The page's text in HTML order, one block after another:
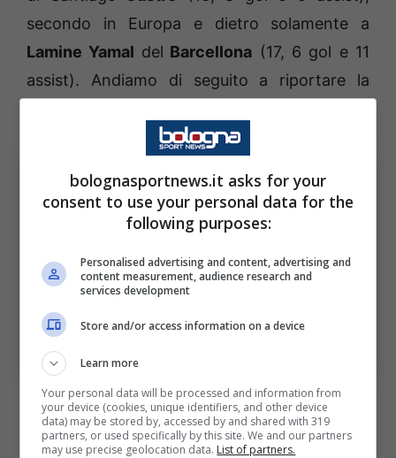
secondo in Europa e dietro solamente a
Lamine Yamal del Barcellona (17, 6 gol e 11
assist). Andiamo di seguito a riportare la
Santiago Castro (ph. bolognafc.it)
La classifica: ci sono Castro e
altri tre Serie A
bolognasportnews.it asks for your
consent to use your personal data for the
following purposes:
Personalised advertising and content, advertising and
content measurement, audience research and
services development
Store and/or access information on a device
Learn more
Your personal data will be processed and information from
your device (cookies, unique identifiers, and other device
data) may be stored by, accessed by and shared with 319
partners, or used specifically by this site. We and our partners
may use precise geolocation data. List of partners.